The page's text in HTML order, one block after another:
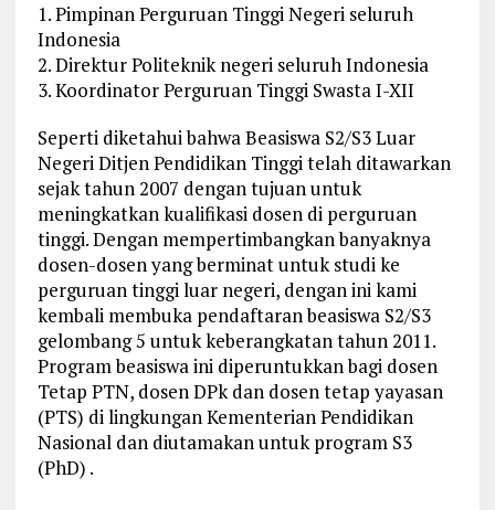
1. Pimpinan Perguruan Tinggi Negeri seluruh
Indonesia
2. Direktur Politeknik negeri seluruh Indonesia
3. Koordinator Perguruan Tinggi Swasta I-XII
Seperti diketahui bahwa Beasiswa S2/S3 Luar
Negeri Ditjen Pendidikan Tinggi telah ditawarkan
sejak tahun 2007 dengan tujuan untuk
meningkatkan kualifikasi dosen di perguruan
tinggi. Dengan mempertimbangkan banyaknya
dosen-dosen yang berminat untuk studi ke
perguruan tinggi luar negeri, dengan ini kami
kembali membuka pendaftaran beasiswa S2/S3
gelombang 5 untuk keberangkatan tahun 2011.
Program beasiswa ini diperuntukkan bagi dosen
Tetap PTN, dosen DPk dan dosen tetap yayasan
(PTS) di lingkungan Kementerian Pendidikan
Nasional dan diutamakan untuk program S3
(PhD) .